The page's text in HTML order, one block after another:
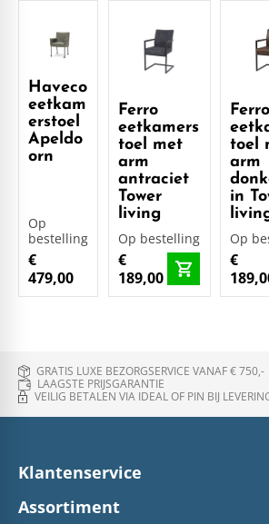
Haveco
eetkam
erstoel
Apeldo
orn
Op
bestelling
€
479,00
Ferro
eetkamers
toel met
arm
antraciet
Tower
living
Op bestelling
€
189,00
Ferro
toel
arm
in
Op
€
GRATIS LUXE BEZORGSERVICE VANAF € 750,-
LAAGSTE PRIJSGARANTIE
VEILIG BETALEN VIA IDEAL OF PIN BIJ
Klantenservice
Assortiment